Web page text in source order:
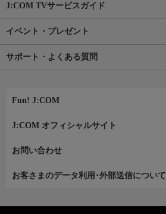
J:COM TVサービスガイド
イベント・プレゼント
サポート・よくある質問
Fun! J:COM
J:COM オフィシャルサイト
お問い合わせ
お客さまのデータ利用･外部送信について